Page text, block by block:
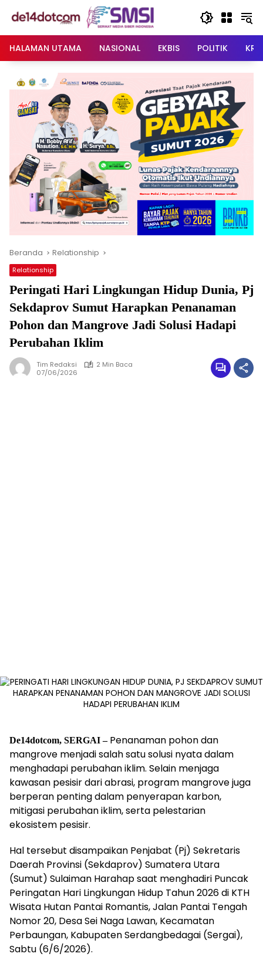
HALAMAN UTAMA
NASIONAL EKBIS POLITIK
Beranda Relationship
Relationship
Peringati Hari Lingkungan Hidup Dunia, Pj
Sekdaprov Sumut Harapkan Penanaman
Pohon dan Mangrove Jadi Solusi Hadapi
Perubahan Iklim
Tim Redaksi
2 Min Baca
07/06/2026
De14dotcom, SERGAI –Penanaman pohon dan
mangrove menjadi salah satu solusi nyata dalam
menghadapi perubahan iklim. Selain menjaga
kawasan pesisir dari abrasi, program mangrove juga
berperan penting dalam penyerapan karbon,
mitigasi perubahan iklim, serta pelestarian
ekosistem pesisir.
Hal tersebut disampaikan Penjabat (Pj) Sekretaris
Daerah Provinsi (Sekdaprov) Sumatera Utara
(Sumut) Sulaiman Harahap saat menghadiri Puncak
Peringatan Hari Lingkungan Hidup Tahun 2026 di KTH
Wisata Hutan Pantai Romantis, Jalan Pantai Tengah
Nomor 20, Desa Sei Naga Lawan, Kecamatan
Perbaungan, Kabupaten Serdangbedagai (Sergai),
Sabtu (6/6/2026).